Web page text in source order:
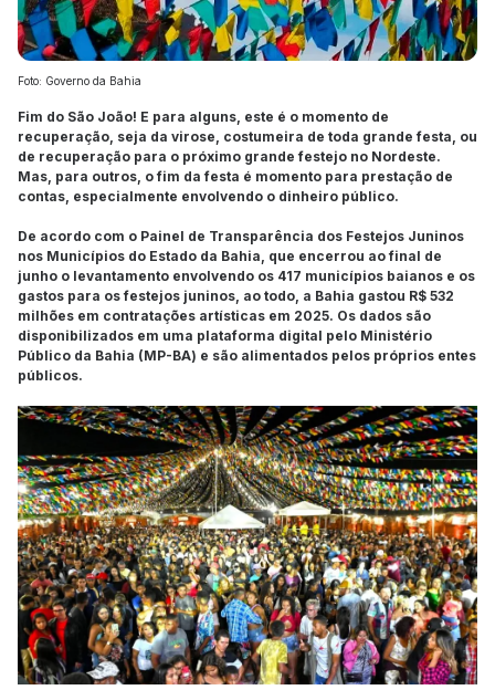
Foto: Governo da Bahia
Fim do São João! E para alguns, este é o momento de
recuperação, seja da virose, costumeira de toda grande festa, ou
de recuperação para o próximo grande festejo no Nordeste.
Mas, para outros, o fim da festa é momento para prestação de
contas, especialmente envolvendo o dinheiro público.
De acordo com o Painel de Transparência dos Festejos Juninos
nos Municípios do Estado da Bahia, que encerrou ao final de
junho o levantamento envolvendo os 417 municípios baianos e os
gastos para os festejos juninos, ao todo, a Bahia gastou R$ 532
milhões em contratações artísticas em 2025. Os dados são
disponibilizados em uma plataforma digital pelo Ministério
Público da Bahia (MP-BA) e são alimentados pelos próprios entes
públicos.